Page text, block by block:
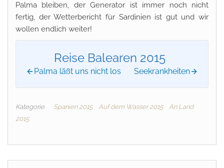
Palma bleiben, der Generator ist immer noch nicht
fertig, der Wetterbericht für Sardinien ist gut und wir
wollen endlich weiter!
Reise Balearen 2015
Palma läßt uns nicht los Seekrankheiten
Kategorie Spanien 2015 Auf dem Wasser 2015
An Land
2015